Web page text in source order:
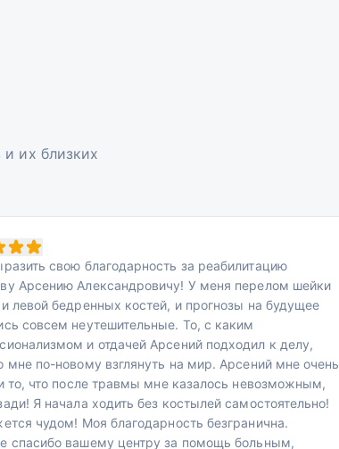
их близких
свою благодарность за реабилитацию
Арсению Александровичу! У меня перелом шейки
левой бедренных костей, и прогнозы на будущее
совсем неутешительные. То, с каким
и отдачей Арсений подходил к делу,
мне по-новому взглянуть на мир. Арсений мне очень
то, что после травмы мне казалось невозможным,
Я начала ходить без костылей самостоятельно!
чудом! Моя благодарность безгранична.
спасибо вашему центру за помощь больным,